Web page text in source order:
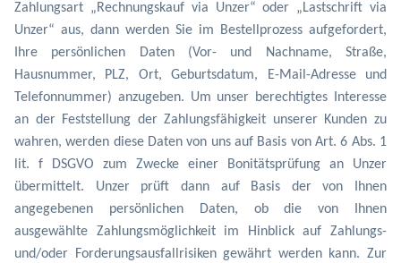
Zahlungsart „Rechnungskauf via Unzer“ oder „Lastschrift via
Unzer“ aus, dann werden Sie im Bestellprozess aufgefordert,
Ihre persönlichen Daten (Vor- und Nachname, Straße,
Hausnummer, PLZ, Ort, Geburtsdatum, E-Mail-Adresse und
Telefonnummer) anzugeben. Um unser berechtigtes Interesse
an der Feststellung der Zahlungsfähigkeit unserer Kunden zu
wahren, werden diese Daten von uns auf Basis von Art. 6 Abs. 1
lit. f DSGVO zum Zwecke einer Bonitätsprüfung an Unzer
übermittelt. Unzer prüft dann auf Basis der von Ihnen
angegebenen persönlichen Daten, ob die von Ihnen
ausgewählte Zahlungsmöglichkeit im Hinblick auf Zahlungs-
und/oder Forderungsausfallrisiken gewährt werden kann. Zur